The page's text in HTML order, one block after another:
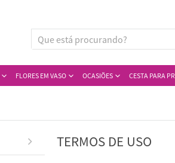
FLORES EM VASO OCASIÕES CESTA PARA
TERMOS DE USO